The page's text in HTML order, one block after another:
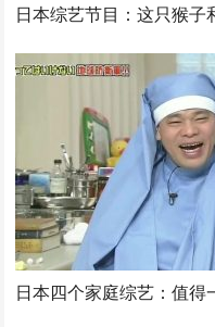
日本综艺节目：这只猴子
日本四个家庭综艺：值得